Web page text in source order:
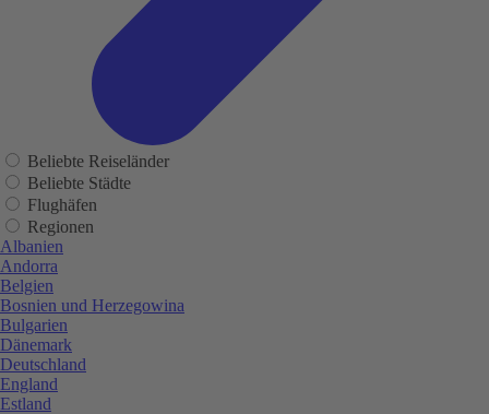
Beliebte Reiseländer
Beliebte Städte
Flughäfen
Regionen
Albanien
Andorra
Belgien
Bosnien und Herzegowina
Bulgarien
Dänemark
Deutschland
England
Estland